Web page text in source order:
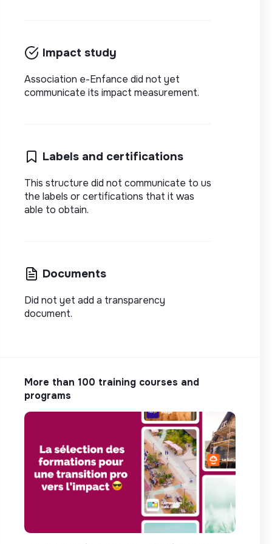
Impact study
Association e-Enfance did not yet
communicate its impact measurement.
Labels and certifications
This structure did not communicate to us
the labels or certifications that it was
able to obtain.
Documents
Did not yet add a transparency
document.
More than 100 training courses and
programs